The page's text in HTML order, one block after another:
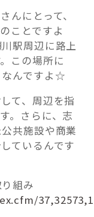
んにとって、
ことですよ
駅周辺に路上
この場所に
なんですよ☆
て、周辺を指
。さらに、志
共施設や商業
ているんです
組み